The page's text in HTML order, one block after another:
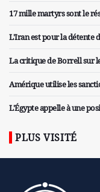
17 mille martyrs sont le
L'Iran est pour la détente
La critique de Borrell sur
Amérique utilise les
L'Égypte appelle à une
PLUS VISITÉ